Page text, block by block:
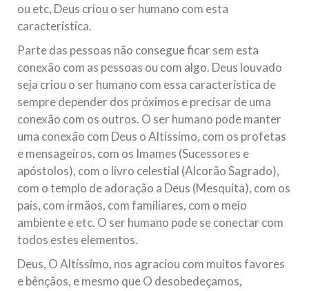
ou etc, Deus criou o ser humano com esta
característica.
Parte das pessoas não consegue ficar sem esta
conexão com as pessoas ou com algo. Deus louvado
seja criou o ser humano com essa característica de
sempre depender dos próximos e precisar de uma
conexão com os outros. O ser humano pode manter
uma conexão com Deus o Altíssimo, com os profetas
e mensageiros, com os Imames (Sucessores e
apóstolos), com o livro celestial (Alcorão Sagrado),
com o templo de adoração a Deus (Mesquita), com os
pais, com irmãos, com familiares, com o meio
ambiente e etc. O ser humano pode se conectar com
todos estes elementos.
Deus, O Altíssimo, nos agraciou com muitos favores
e bênçãos, e mesmo que O desobedeçamos,